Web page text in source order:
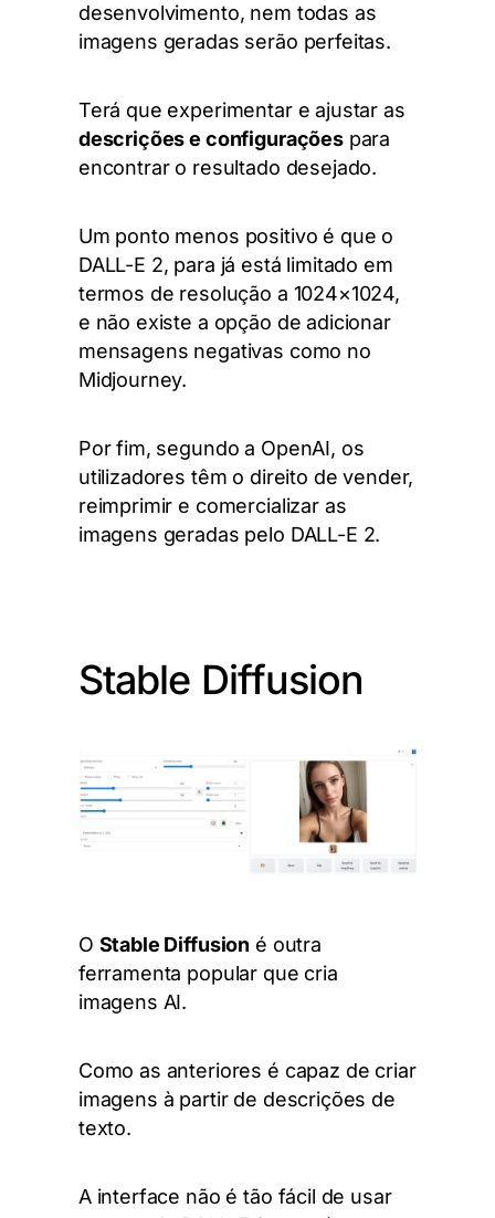
desenvolvimento, nem todas as
imagens geradas serão perfeitas.
Terá que experimentar e ajustar as
descrições e configuraçõespara
encontrar o resultado desejado.
Um ponto menos positivo é que o
DALL-E 2, para já está limitado em
termos de resolução a 1024×1024,
e não existe a opção de adicionar
mensagens negativas como no
Midjourney.
Por fim, segundo a OpenAI, os
utilizadores têm o direito de vender,
reimprimir e comercializar as
imagens geradas pelo DALL-E 2.
Stable Diffusion
O Stable Diffusion é outra
ferramenta popular que cria
imagens AI.
Como as anteriores é capaz de criar
imagens à partir de descrições de
texto.
A interface não é tão fácil de usar